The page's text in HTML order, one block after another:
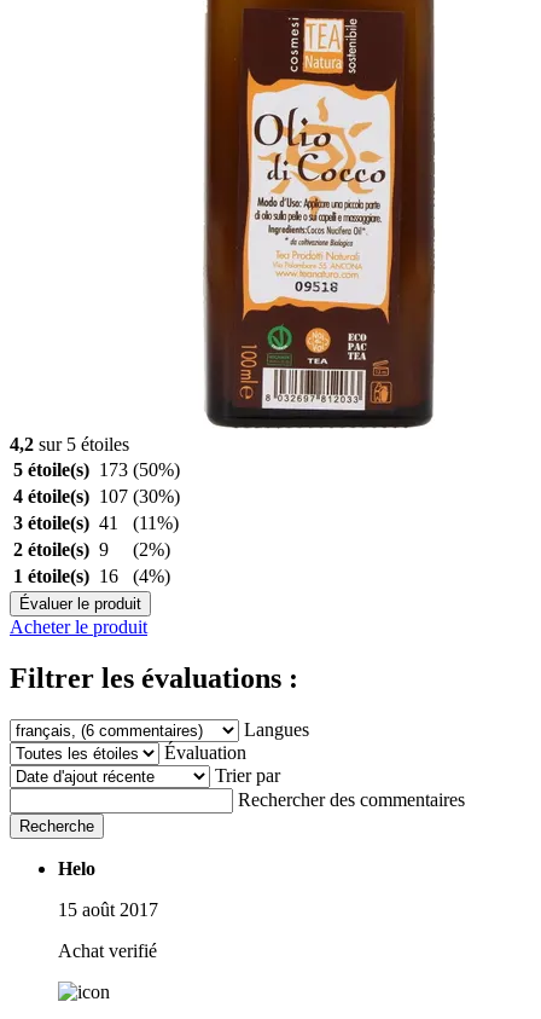
4,2 sur 5 étoiles
5 étoile(s) 173 (50%)
4 étoile(s) 107 (30%)
3 étoile(s) 41
(11%)
2 étoile(s) 9
(2%)
1 étoile(s) 16 (4%)
Évaluer le produit
Acheter le produit
Filtrer les évaluations :
Langues
Évaluation
Trier par
Rechercher des commentaires
Recherche
Helo
15 août 2017
Achat verifié